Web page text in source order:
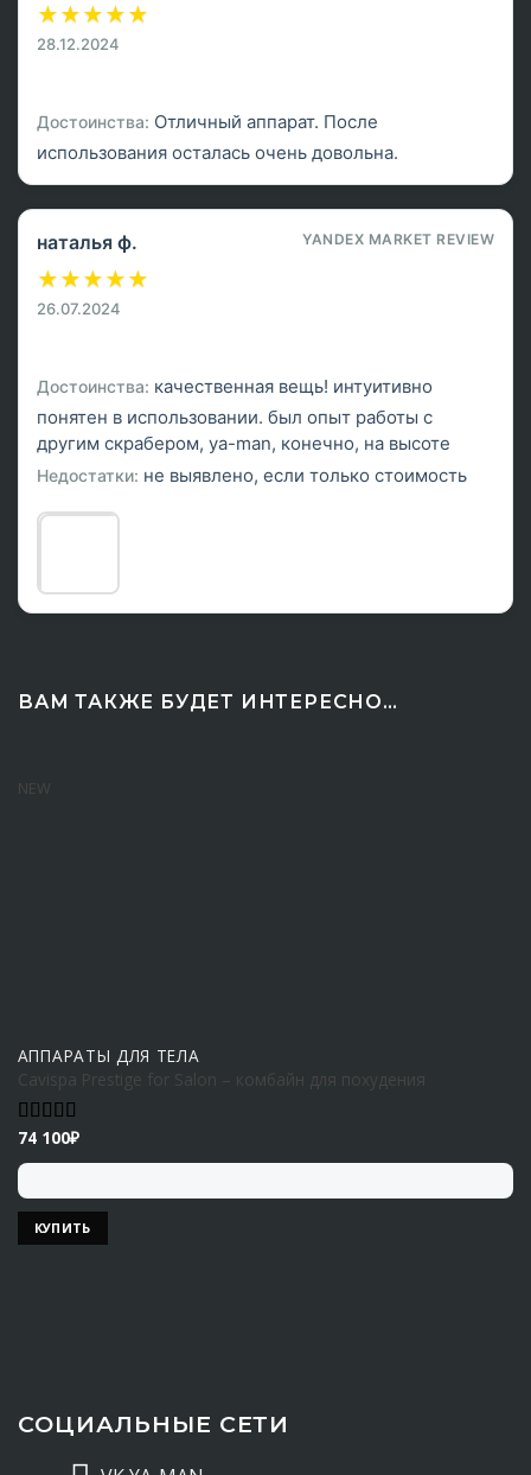
★★★★★
28.12.2024
Достоинства: Отличный аппарат. После
использования осталась очень довольна.
наталья ф.
★★★★★
26.07.2024
YANDEX MARKET REVIEW
Достоинства: качественная вещь! интуитивно
понятен в использовании. был опыт работы с
другим скрабером, ya-man, конечно, на высоте
Недостатки: не выявлено, если только стоимость
ВАМ ТАКЖЕ БУДЕТ ИНТЕРЕСНО…
NEW
АППАРАТЫ ДЛЯ ТЕЛА
Cavispa Prestige for Salon – комбайн для похудения
Оценка
74 100₽
КУПИТЬ
СОЦИАЛЬНЫЕ СЕТИ